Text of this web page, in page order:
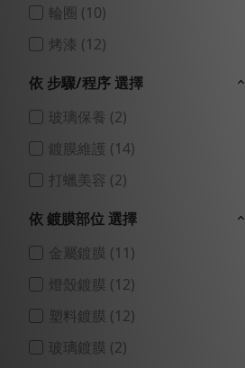
輪圈 (10)
烤漆 (12)
依 步驟/程序 選擇
玻璃保養 (2)
鍍膜維護 (14)
打蠟美容 (2)
依 鍍膜部位 選擇
金屬鍍膜 (11)
燈殼鍍膜 (12)
塑料鍍膜 (12)
玻璃鍍膜 (2)